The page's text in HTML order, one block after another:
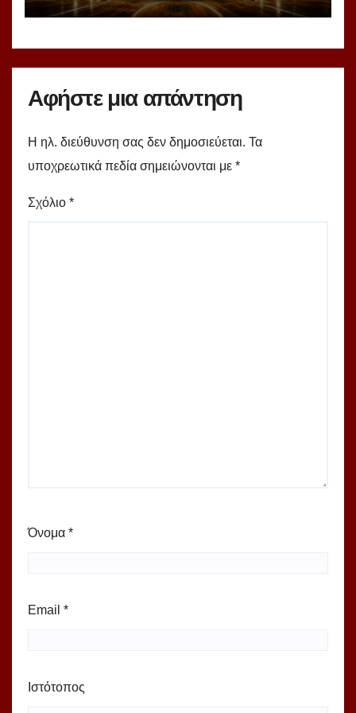
Αφήστε μια απάντηση
Η ηλ. διεύθυνση σας δεν δημοσιεύεται. Τα
υποχρεωτικά πεδία σημειώνονται με *
Σχόλιο *
Όνομα *
Email *
Ιστότοπος